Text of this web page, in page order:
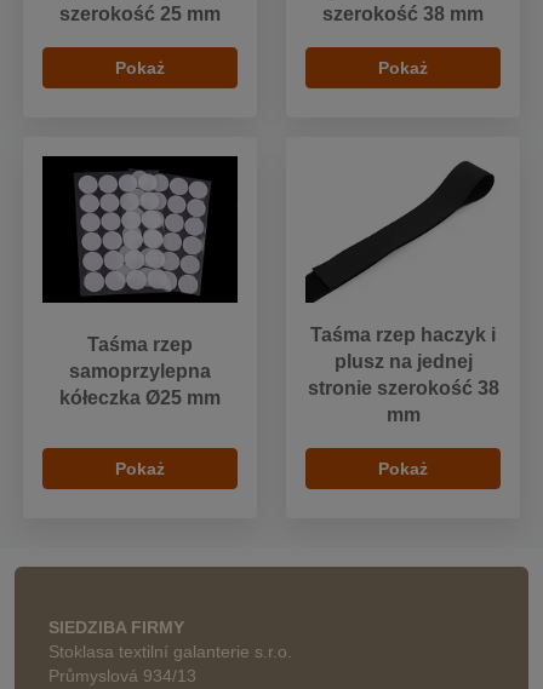
szerokość 25 mm
Pokaż
szerokość 38 mm
Pokaż
Taśma rzep
samoprzylepna
kółeczka Ø25 mm
Pokaż
Taśma rzep haczyk i
plusz na jednej
stronie szerokość 38
mm
Pokaż
SIEDZIBA FIRMY
Stoklasa textilní galanterie s.r.o.
Průmyslová 934/13